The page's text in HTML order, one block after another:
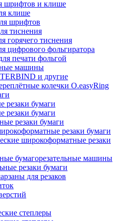
шрифтов и клише
клише
шрифтов
тиснения
горячего тиснения
цифрового фольгиратора
печати фольгой
машины
и другие
колечки O.easyRing
резаки бумаги
резаки бумаги
резаки бумаги
резаки бумаги
широкоформатные резаки
бумагорезательные машины
резаки бумаги
для резаков
степлеры